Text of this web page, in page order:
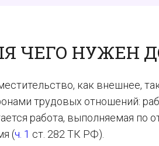
ЧЕГО НУЖЕН
как внешнее,
трудовых отношений:
работа, выполняемая по
(ч. 1 ст. 282 ТК РФ).